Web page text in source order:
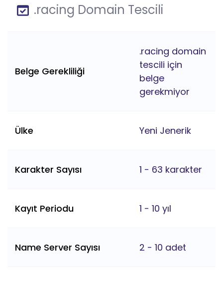
.racing Domain Tescili
Belge Gerekliliği
.racing domain
tescili için
belge
gerekmiyor
Ülke Yeni Jenerik
Karakter Sayısı 1 - 63 karakter
Kayıt Periodu 1 - 10 yıl
Name Server Sayısı 2 - 10 adet